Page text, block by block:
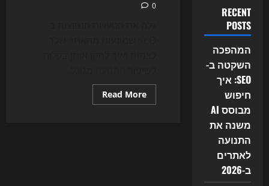
0
Read More
more
RECENT
POSTS
המהפכה
השקטה ב-
SEO: איך
חיפוש
מבוסס AI
משנה את
התנועה
לאתרים
ב-2026